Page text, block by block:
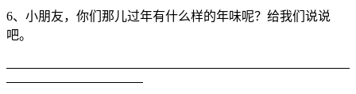
6、小朋友，你们那儿过年有什么样的年味呢？给我们说说
吧。